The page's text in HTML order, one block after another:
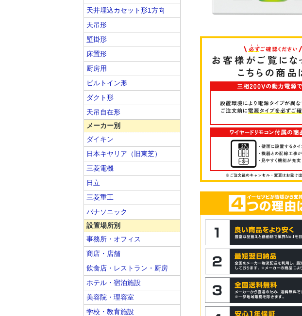
天井埋込カセット形1方向
天吊形
壁掛形
床置形
厨房用
ビルトイン形
ダクト形
天吊自在形
メーカー別
ダイキン
日本キヤリア（旧東芝）
三菱電機
日立
三菱重工
パナソニック
設置場所別
事務所・オフィス
商店・店舗
飲食店・レストラン・厨房
ホテル・宿泊施設
美容院・理容室
学校・教育施設